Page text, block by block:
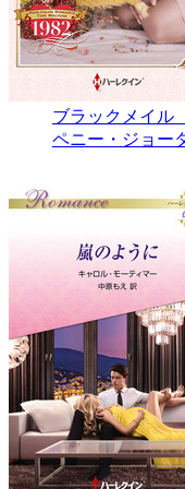
ブラックメイル
ペニー・ジョー